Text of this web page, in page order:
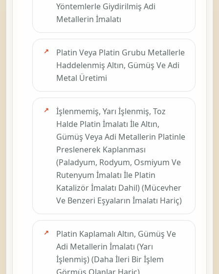
Yöntemlerle Giydirilmiş Adi
Metallerin İmalatı
Platin Veya Platin Grubu Metallerle
Haddelenmiş Altın, Gümüş Ve Adi
Metal Üretimi
İşlenmemiş, Yarı İşlenmiş, Toz
Halde Platin İmalatı İle Altın,
Gümüş Veya Adi Metallerin Platinle
Preslenerek Kaplanması
(Paladyum, Rodyum, Osmiyum Ve
Rutenyum İmalatı İle Platin
Katalizör İmalatı Dahil) (Mücevher
Ve Benzeri Eşyaların İmalatı Hariç)
Platin Kaplamalı Altın, Gümüş Ve
Adi Metallerin İmalatı (Yarı
İşlenmiş) (Daha İleri Bir İşlem
Görmüş Olanlar Hariç)